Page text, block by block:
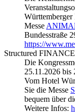
Württemberger
Messe
Bundesstraße
https://
Structured FINANCE
Die
25.11.2026 bis
Vom Hotel
Sie die Messe
bequem über
Weitere Infos: